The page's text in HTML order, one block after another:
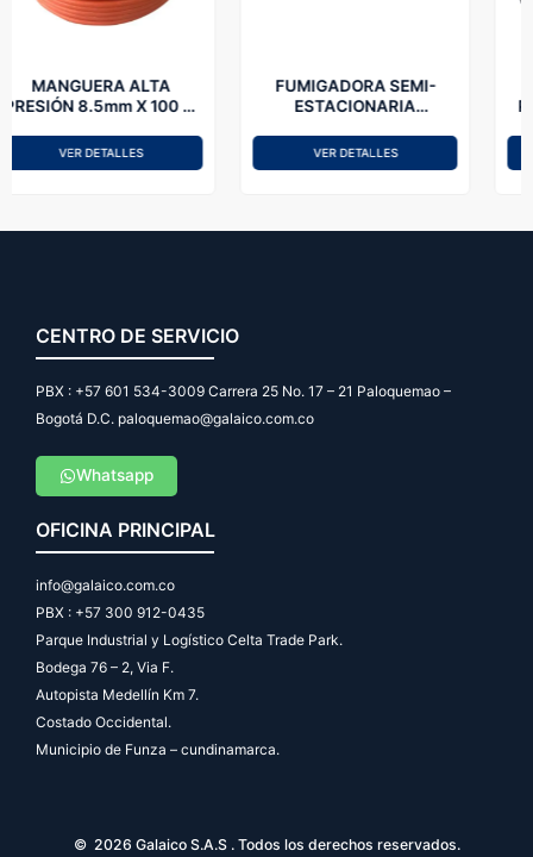
M
FUMIGADORA SEMI-
ESTACIONARIA
VER DETALLES
MANGUERA ALTA
PRESIÓN 10mm X 100 M
PARA FUMIGACIÓN
VER DETALLES
CENTRO DE SERVICIO
PBX : +57 601 534-3009 Carrera 25 No. 17 – 21 Paloquemao –
Bogotá D.C. paloquemao@galaico.com.co
Whatsapp
OFICINA PRINCIPAL
info@galaico.com.co
PBX : +57 300 912-0435
Parque Industrial y Logístico Celta Trade Park.
Bodega 76 – 2, Via F.
Autopista Medellín Km 7.
Costado Occidental.
Municipio de Funza – cundinamarca.
© 2026 Galaico S.A.S . Todos los derechos reservados.